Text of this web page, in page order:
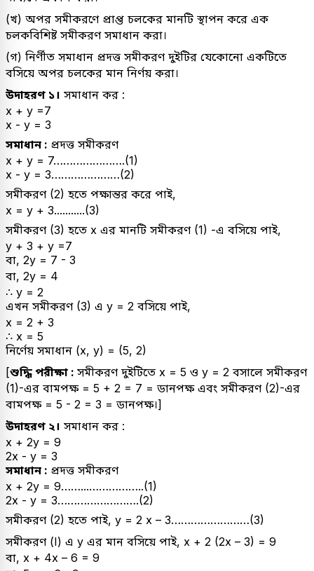
(খ) অপর সমীকরণে প্রাপ্ত চলকের মানটি স্থাপন করে এক
চলকবিশিষ্ট সমীকরণ সমাধান করা।
(গ) নির্ণীত সমাধান প্রদত্ত সমীকরণ দুইটির যেকোনো একটিতে
বসিয়ে অপর চলকের মান নির্ণয় করা।
উদাহরণ ১। সমাধান কর :
x + y =7
x - y = 3
সমাধান : প্রদত্ত সমীকরণ
x + y = 7………………….(1)
x - y = 3…………………(2)
সমীকরণ (2) হতে পক্ষান্তর করে পাই,
x = y + 3...........(3)
সমীকরণ (3) হতে x এর মানটি সমীকরণ (1) -এ বসিয়ে পাই,
y + 3 + y =7
বা, 2y = 7 - 3
বা, 2y = 4
∴ y = 2
এখন সমীকরণ (3) এ y = 2 বসিয়ে পাই,
x = 2 + 3
∴ x = 5
নির্ণেয় সমাধান (x, y) = (5, 2)
[শুদ্ধি পরীক্ষা : সমীকরণ দুইটিতে x = 5 ও y = 2 বসালে সমীকরণ
(1)-এর বামপক্ষ = 5 + 2 = 7 = ডানপক্ষ এবং সমীকরণ (2)-এর
বামপক্ষ = 5 - 2 = 3 = ডানপক্ষ।]
উদাহরণ ২। সমাধান কর :
x + 2y = 9
2x - y = 3
সমাধান : প্রদত্ত সমীকরণ
x + 2y = 9……...……………..(1)
2x - y = 3…………………….(2)
সমীকরণ (2) হতে পাই, y = 2 x – 3……………………(3)
সমীকরণ (I) এ y এর মান বসিয়ে পাই, x + 2 (2x – 3) = 9
বা, x + 4x – 6 = 9